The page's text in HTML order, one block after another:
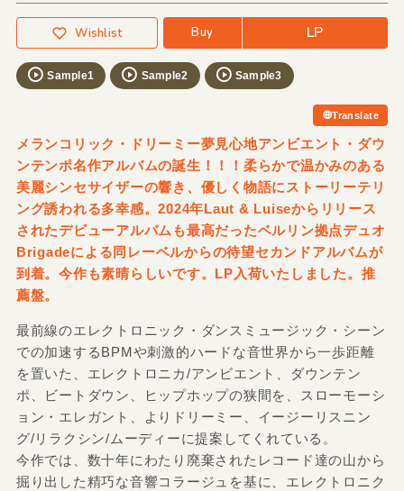
Wishlist Buy LP
Sample1 Sample2 Sample3
Translate
メランコリック・ドリーミー夢見心地アンビエント・ダウ
ンテンポ名作アルバムの誕生！！！柔らかで温かみのある
美麗シンセサイザーの響き、優しく物語にストーリーテリ
ング誘われる多幸感。2024年Laut & Luiseからリリース
されたデビューアルバムも最高だったベルリン拠点デュオ
Brigadeによる同レーベルからの待望セカンドアルバムが
到着。今作も素晴らしいです。LP入荷いたしました。推
薦盤。
最前線のエレクトロニック・ダンスミュージック・シーン
での加速するBPMや刺激的ハードな音世界から一歩距離
を置いた、エレクトロニカ/アンビエント、ダウンテン
ポ、ビートダウン、ヒップホップの狭間を、スローモーシ
ョン・エレガント、よりドリーミー、イージーリスニン
グ/リラクシン/ムーディーに提案してくれている。
今作では、数十年にわたり廃棄されたレコード達の山から
掘り出した精巧な音響コラージュを基に、エレクトロニク